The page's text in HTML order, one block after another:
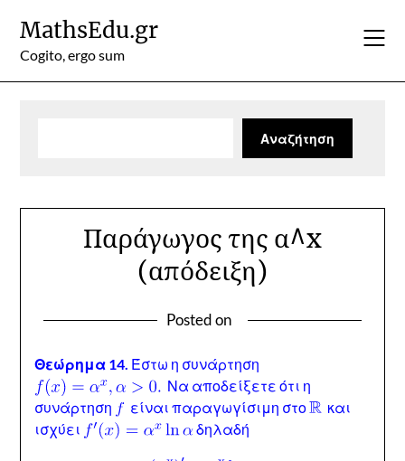
content
MathsEdu.gr
Cogito, ergo sum
Αναζήτηση
Παράγωγος της α^x
(απόδειξη)
Posted on
Θεώρημα 14. Έστω η συνάρτηση
Να αποδείξετε ότι η
συνάρτηση
είναι παραγωγίσιμη στο
και
ισχύει
δηλαδή